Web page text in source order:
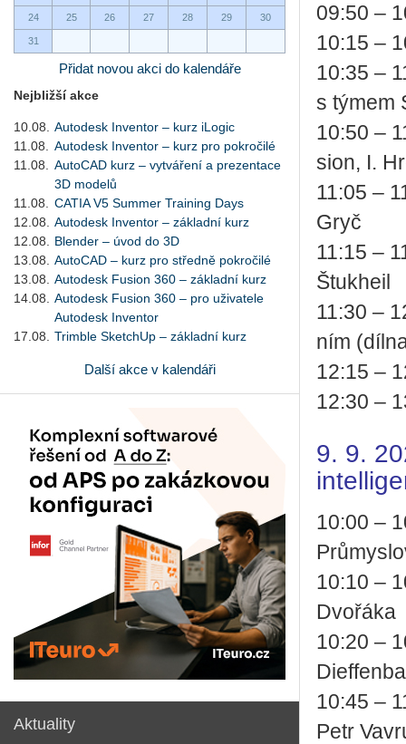
24 25 26 27 28 29 30
31
Přidat novou akci do kalendáře
Nejbližší akce
10.08.
Autodesk Inventor – kurz iLogic
11.08.
Autodesk Inventor – kurz pro pokročilé
11.08.
AutoCAD kurz – vytváření a prezentace
3D modelů
11.08.
CATIA V5 Summer Training Days
12.08.
Autodesk Inventor – základní kurz
12.08.
Blender – úvod do 3D
13.08.
AutoCAD – kurz pro středně pokročilé
13.08.
Autodesk Fusion 360 – základní kurz
14.08.
Autodesk Fusion 360 – pro uživatele
Autodesk Inventor
17.08.
Trimble SketchUp – základní kurz
Další akce v kalendáři
Aktuality
09:50 –
10:15 –
10:35 –
s týmem
10:50 –
si­on, I.
11:05 –
Gryč​
11:15 –
Štukhe­il​
11:30 –
ním
12:15 –
12:30 –
9. 9.
10:00 –
10:10 –
Dvo­řá­ka
10:20 –
10:45 –
Petr